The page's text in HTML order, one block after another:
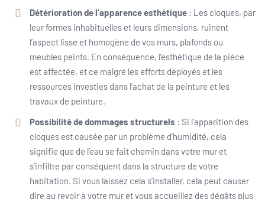
Détérioration de l’apparence esthétique : Les cloques, par
leur formes inhabituelles et leurs dimensions, ruinent
l’aspect lisse et homogène de vos murs, plafonds ou
meubles peints. En conséquence, l’esthétique de la pièce
est affectée, et ce malgré les efforts déployés et les
ressources investies dans l’achat de la peinture et les
travaux de peinture.
Possibilité de dommages structurels : Si l’apparition des
cloques est causée par un problème d’humidité, cela
signifie que de l’eau se fait chemin dans votre mur et
s’infiltre par conséquent dans la structure de votre
habitation. Si vous laissez cela s’installer, cela peut causer
dire au revoir à votre mur et vous accueillez des dégâts plus